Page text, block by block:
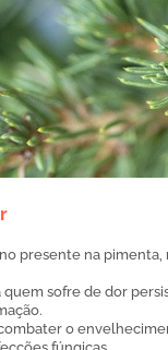
presente na
quem sofre de dor
o